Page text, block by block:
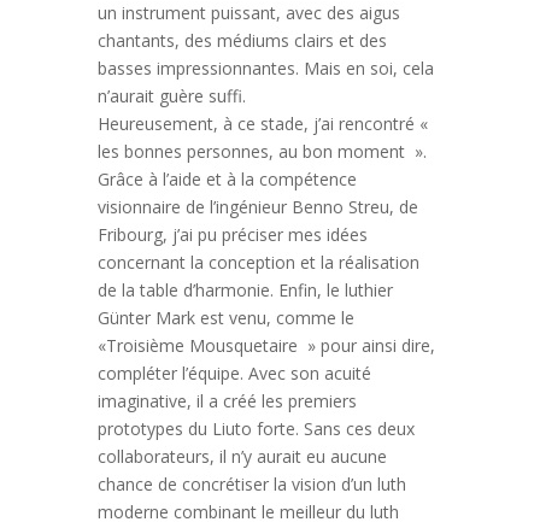
un instrument puissant, avec des aigus
chantants, des médiums clairs et des
basses impressionnantes. Mais en soi, cela
n’aurait guère suffi.
Heureusement, à ce stade, j’ai rencontré «
les bonnes personnes, au bon moment ».
Grâce à l’aide et à la compétence
visionnaire de l’ingénieur Benno Streu, de
Fribourg, j’ai pu préciser mes idées
concernant la conception et la réalisation
de la table d’harmonie. Enfin, le luthier
Günter Mark est venu, comme le
«Troisième Mousquetaire » pour ainsi dire,
compléter l’équipe. Avec son acuité
imaginative, il a créé les premiers
prototypes du Liuto forte. Sans ces deux
collaborateurs, il n’y aurait eu aucune
chance de concrétiser la vision d’un luth
moderne combinant le meilleur du luth